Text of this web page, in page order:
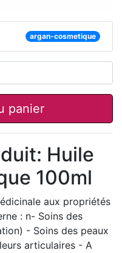
argan-cosmetique
panier
Huile
100ml
aux propriétés
: n- Soins des
- Soins des peaux
articulaires - A